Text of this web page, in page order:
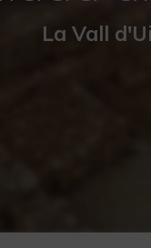
La Vall